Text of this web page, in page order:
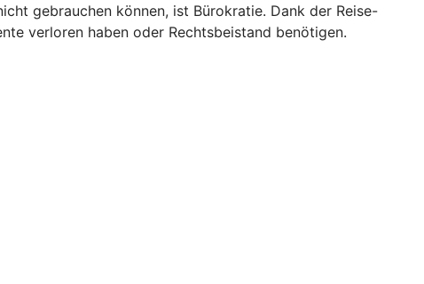
gebrauchen können, ist Bürokratie. Dank der Reise-
verloren haben oder Rechtsbeistand benötigen.